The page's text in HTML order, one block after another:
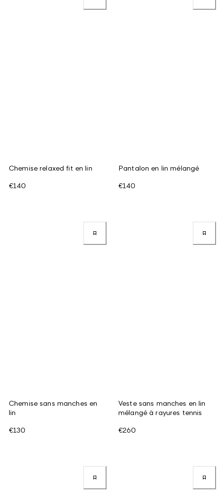
Chemise relaxed fit en lin
€140
Pantalon en lin mélangé
€140
Chemise sans manches en
lin
€130
Veste sans manches en lin
mélangé à rayures tennis
€260